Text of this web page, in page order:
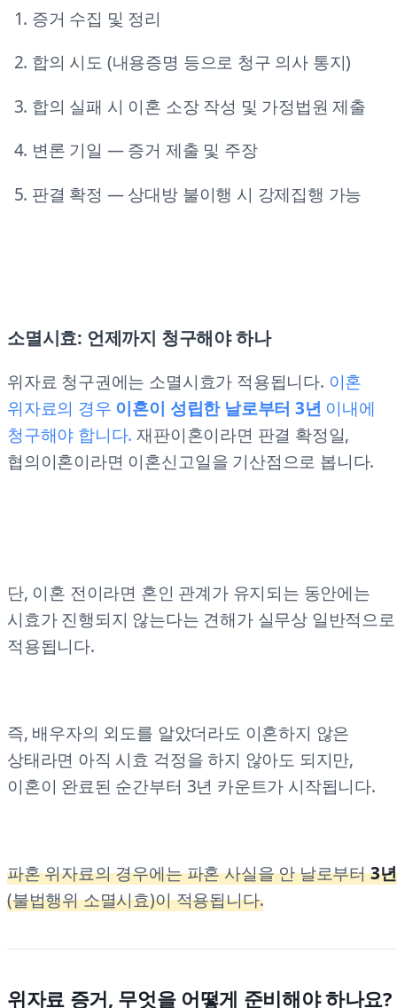
증거 수집 및 정리
합의 시도 (내용증명 등으로 청구 의사 통지)
합의 실패 시 이혼 소장 작성 및 가정법원 제출
변론 기일 — 증거 제출 및 주장
판결 확정 — 상대방 불이행 시 강제집행 가능
소멸시효: 언제까지 청구해야 하나
위자료 청구권에는 소멸시효가 적용됩니다. 이혼
위자료의 경우 이혼이 성립한 날로부터 3년 이내에
청구해야 합니다. 재판이혼이라면 판결 확정일,
협의이혼이라면 이혼신고일을 기산점으로 봅니다.
단, 이혼 전이라면 혼인 관계가 유지되는 동안에는
시효가 진행되지 않는다는 견해가 실무상 일반적으로
적용됩니다.
즉, 배우자의 외도를 알았더라도 이혼하지 않은
상태라면 아직 시효 걱정을 하지 않아도 되지만,
이혼이 완료된 순간부터 3년 카운트가 시작됩니다.
파혼 위자료의 경우에는 파혼 사실을 안 날로부터3년
(불법행위 소멸시효)이 적용됩니다.
위자료 증거, 무엇을 어떻게 준비해야 하나요?